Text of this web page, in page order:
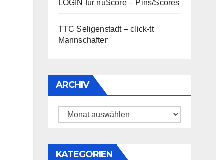
LOGIN für nuScore – Pins/Scores
TTC Seligenstadt – click-tt
Mannschaften
ARCHIV
Archiv
KATEGORIEN